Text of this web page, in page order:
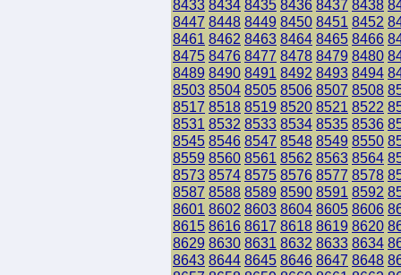
8433 8434 8435 8436 8437 8438
8447 8448 8449 8450 8451 8452
8461 8462 8463 8464 8465 8466
8475 8476 8477 8478 8479 8480
8489 8490 8491 8492 8493 8494
8503 8504 8505 8506 8507 8508
8517 8518 8519 8520 8521 8522
8531 8532 8533 8534 8535 8536
8545 8546 8547 8548 8549 8550
8559 8560 8561 8562 8563 8564
8573 8574 8575 8576 8577 8578
8587 8588 8589 8590 8591 8592
8601 8602 8603 8604 8605 8606
8615 8616 8617 8618 8619 8620
8629 8630 8631 8632 8633 8634
8643 8644 8645 8646 8647 8648